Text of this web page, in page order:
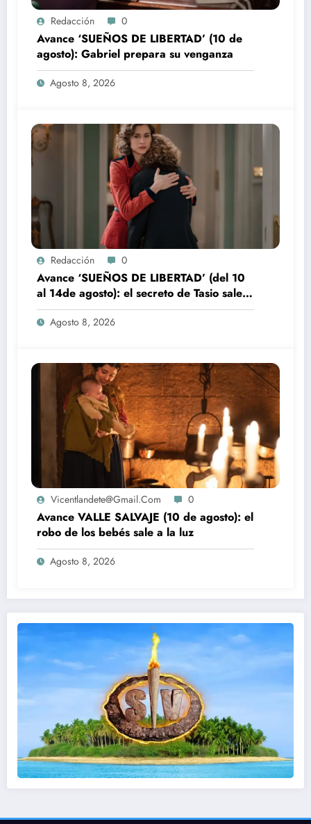
Redacción 0
Avance ‘SUEÑOS DE LIBERTAD’ (10 de
agosto): Gabriel prepara su venganza
Agosto 8, 2026
Redacción 0
Avance ‘SUEÑOS DE LIBERTAD’ (del 10
al 14de agosto): el secreto de Tasio sale a
la luz
Agosto 8, 2026
Vicentlandete@gmail.com 0
Avance VALLE SALVAJE (10 de agosto): el
robo de los bebés sale a la luz
Agosto 8, 2026